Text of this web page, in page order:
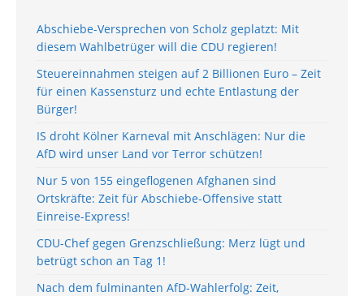
Abschiebe-Versprechen von Scholz geplatzt: Mit
diesem Wahlbetrüger will die CDU regieren!
Steuereinnahmen steigen auf 2 Billionen Euro – Zeit
für einen Kassensturz und echte Entlastung der
Bürger!
IS droht Kölner Karneval mit Anschlägen: Nur die
AfD wird unser Land vor Terror schützen!
Nur 5 von 155 eingeflogenen Afghanen sind
Ortskräfte: Zeit für Abschiebe-Offensive statt
Einreise-Express!
CDU-Chef gegen Grenzschließung: Merz lügt und
betrügt schon an Tag 1!
Nach dem fulminanten AfD-Wahlerfolg: Zeit,